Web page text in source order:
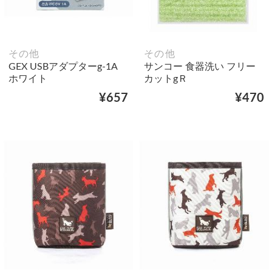
その他
GEX USBアダプターg-1A
ホワイト
¥657
その他
サンコー 食器洗い フリー
カットgＲ
¥470